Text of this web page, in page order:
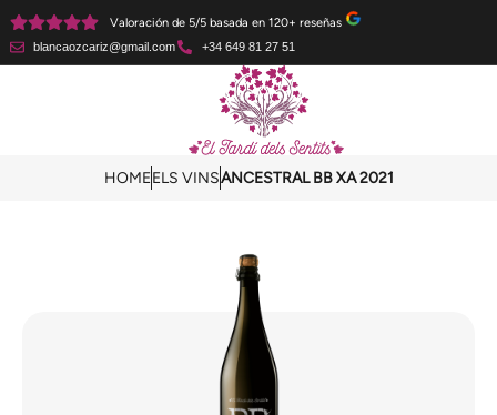
Valoración de 5/5 basada en 120+ reseñas
blancaozcariz@gmail.com +34 649 81 27 51
HOMEELS VINSANCESTRAL BB XA 2021